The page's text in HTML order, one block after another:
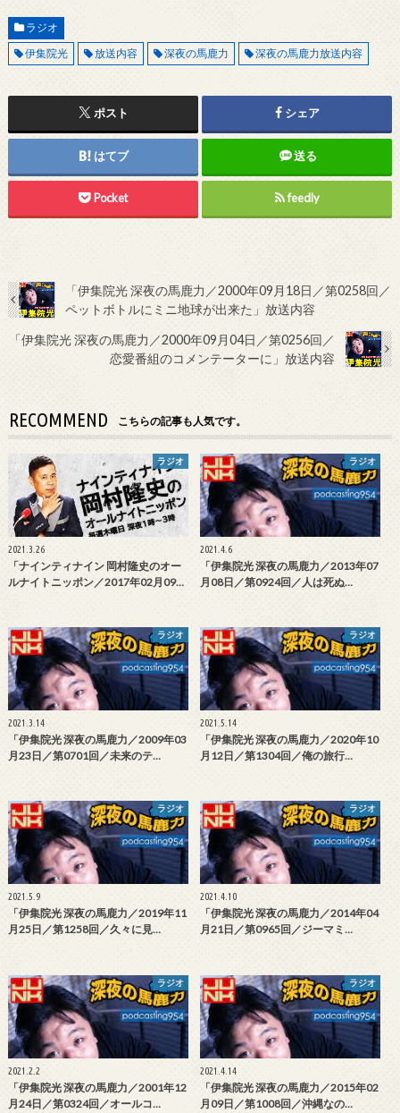
ラジオ
伊集院光
放送内容 深夜の馬鹿力 深夜の馬鹿力放送内容
ポスト シェア
はてブ 送る
Pocket feedly
「伊集院光 深夜の馬鹿力／2000年09月18日／第0258回／
ペットボトルにミニ地球が出来た」放送内容
「伊集院光 深夜の馬鹿力／2000年09月04日／第0256回／
恋愛番組のコメンテーターに」放送内容
RECOMMEND こちらの記事も人気です。
ラジオ
2021.3.26
「ナインティナイン 岡村隆史のオー
ルナイトニッポン／2017年02月09…
ラジオ
2021.4.6
「伊集院光 深夜の馬鹿力／2013年07
月08日／第0924回／人は死ぬ…
ラジオ
2021.3.14
「伊集院光 深夜の馬鹿力／2009年03
月23日／第0701回／未来のテ…
ラジオ
2021.5.14
「伊集院光 深夜の馬鹿力／2020年10
月12日／第1304回／俺の旅行…
ラジオ
2021.5.9
「伊集院光 深夜の馬鹿力／2019年11
月25日／第1258回／久々に見…
ラジオ
2021.4.10
「伊集院光 深夜の馬鹿力／2014年04
月21日／第0965回／ジーマミ…
ラジオ
2021.2.2
「伊集院光 深夜の馬鹿力／2001年12
月24日／第0324回／オールコ…
ラジオ
2021.4.14
「伊集院光 深夜の馬鹿力／2015年02
月09日／第1008回／沖縄なの…